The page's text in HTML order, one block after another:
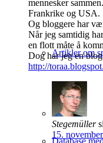
Artikler om
Database
mennesker
Frankrike og USA.
Og bloggere har
Når jeg samtidig
en flott måte å
Dog har jeg en
http://
Stegemüller
15.